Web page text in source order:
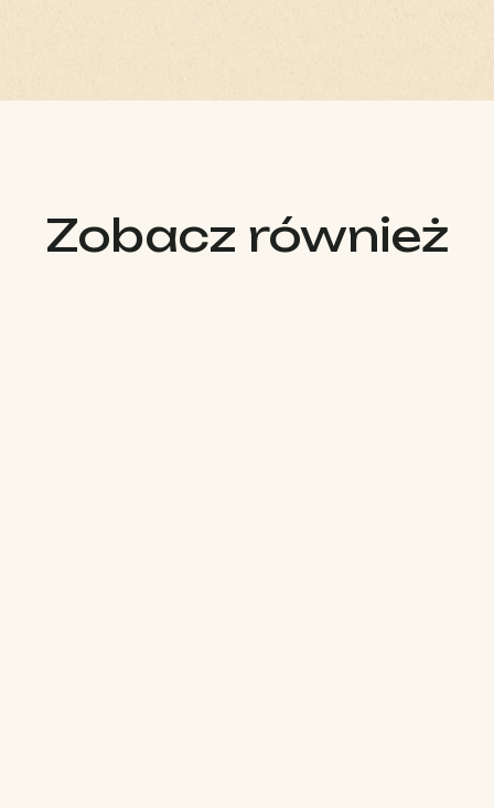
Zobacz również